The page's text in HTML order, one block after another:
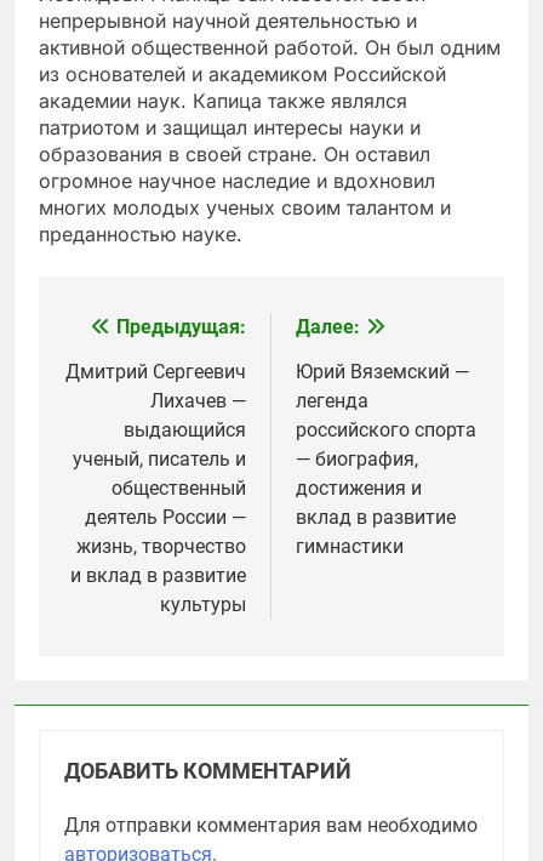
непрерывной научной деятельностью и
активной общественной работой. Он был одним
из основателей и академиком Российской
академии наук. Капица также являлся
патриотом и защищал интересы науки и
образования в своей стране. Он оставил
огромное научное наследие и вдохновил
многих молодых ученых своим талантом и
преданностью науке.
Навигация
по
записям
Предыдущая:
Дмитрий Сергеевич
Лихачев —
выдающийся
ученый, писатель и
общественный
деятель России —
жизнь, творчество
и вклад в развитие
культуры
Далее:
Юрий Вяземский —
легенда
российского спорта
— биография,
достижения и
вклад в развитие
гимнастики
ДОБАВИТЬ КОММЕНТАРИЙ
Для отправки комментария вам необходимо
авторизоваться.